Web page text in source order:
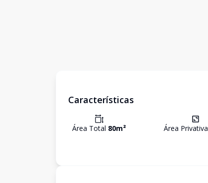
Características
Área Total 80m² Área Privativa